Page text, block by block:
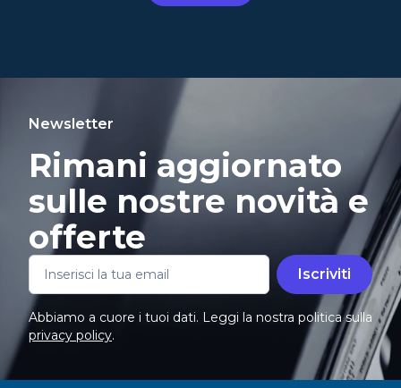
Newsletter
Rimani aggiornato
sulle nostre novità e
offerte
Iscriviti
Abbiamo a cuore i tuoi dati. Leggi la nostra politica sulla
privacy policy.